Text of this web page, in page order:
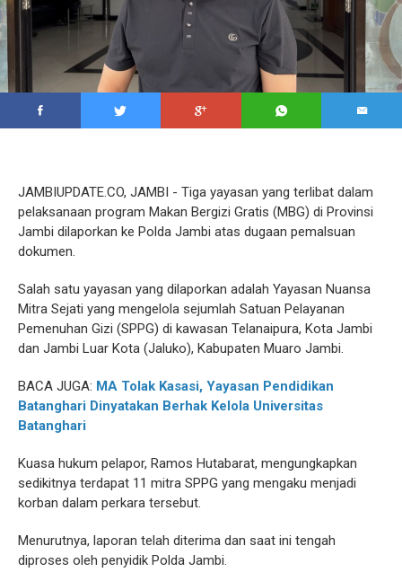
JAMBIUPDATE.CO, JAMBI - Tiga yayasan yang terlibat dalam
pelaksanaan program Makan Bergizi Gratis (MBG) di Provinsi
Jambi dilaporkan ke Polda Jambi atas dugaan pemalsuan
dokumen.
Salah satu yayasan yang dilaporkan adalah Yayasan Nuansa
Mitra Sejati yang mengelola sejumlah Satuan Pelayanan
Pemenuhan Gizi (SPPG) di kawasan Telanaipura, Kota Jambi
dan Jambi Luar Kota (Jaluko), Kabupaten Muaro Jambi.
BACA JUGA: MA Tolak Kasasi, Yayasan Pendidikan
Batanghari Dinyatakan Berhak Kelola Universitas
Batanghari
Kuasa hukum pelapor, Ramos Hutabarat, mengungkapkan
sedikitnya terdapat 11 mitra SPPG yang mengaku menjadi
korban dalam perkara tersebut.
Menurutnya, laporan telah diterima dan saat ini tengah
diproses oleh penyidik Polda Jambi.